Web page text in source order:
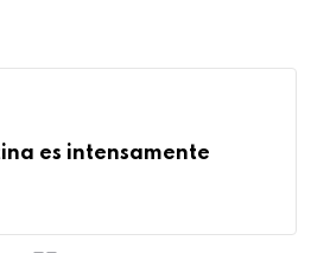
es intensamente